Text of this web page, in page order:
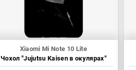
Xiaomi Mi Note 10 Lite
Чохол "Jujutsu Kaisen в окулярах"